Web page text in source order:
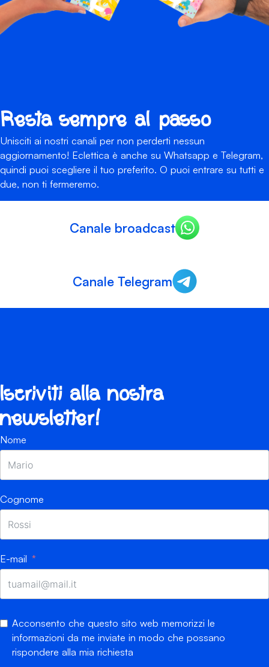
Resta sempre al passo
Unisciti ai nostri canali per non perderti nessun
aggiornamento! Eclettica è anche su Whatsapp e Telegram,
quindi puoi scegliere il tuo preferito. O puoi entrare su tutti e
due, non ti fermeremo.
Canale broadcast
Canale Telegram
Iscriviti alla nostra
newsletter!
Nome
Cognome
E-mail
Acconsento che questo sito web memorizzi le
informazioni da me inviate in modo che possano
rispondere alla mia richiesta